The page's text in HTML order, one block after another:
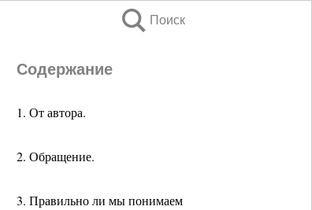
Поиск
Содержание
1. От автора.
2. Обращение.
3. Правильно ли мы понимаем